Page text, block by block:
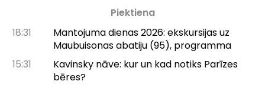
Piektiena
18:31
Mantojuma dienas 2026: ekskursijas uz
Maubuisonas abatiju (95), programma
15:31
Kavinsky nāve: kur un kad notiks Parīzes
bēres?